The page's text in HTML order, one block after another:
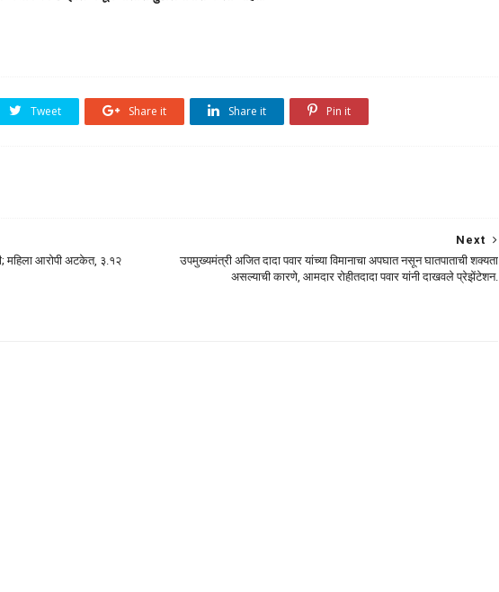
Tweet Share it Share it Pin it
Next
उपमुख्यमंत्री अजित दादा पवार यांच्या विमानाचा अपघात नसून घातपाताची शक्यता
असल्याची कारणे, आमदार रोहीतदादा पवार यांनी दाखवले प्रेझेंटेशन.
महिला आरोपी अटकेत, ३.१२